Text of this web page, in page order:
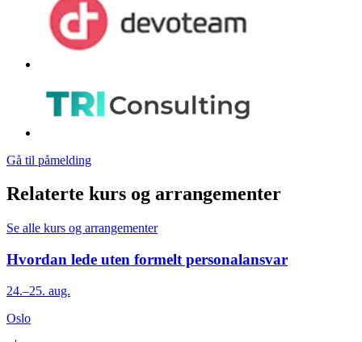
Gå til påmelding
Relaterte kurs og arrangementer
Se alle kurs og arrangementer
Hvordan lede uten formelt personalansvar
24.–25. aug.
Oslo